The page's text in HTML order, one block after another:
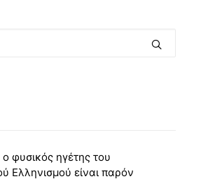
φυσικός ηγέτης του
Ελληνισμού είναι παρόν